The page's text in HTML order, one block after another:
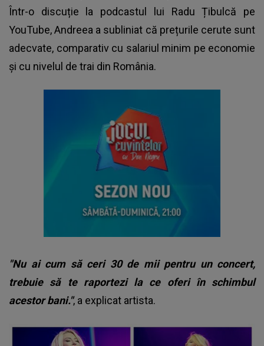
Într-o discuție la podcastul lui Radu Țibulcă pe
YouTube, Andreea a subliniat că prețurile cerute sunt
adecvate, comparativ cu salariul minim pe economie
și cu nivelul de trai din România.
"Nu ai cum să ceri 30 de mii pentru un concert,
trebuie să te raportezi la ce oferi în schimbul
acestor bani.", a explicat artista.